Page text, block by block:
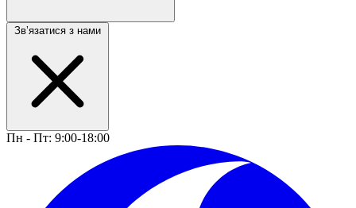
Звʼязатися з нами
Пн - Пт: 9:00-18:00